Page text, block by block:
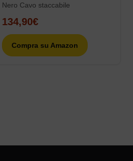
Nero Cavo staccabile
134,90€
Compra su Amazon